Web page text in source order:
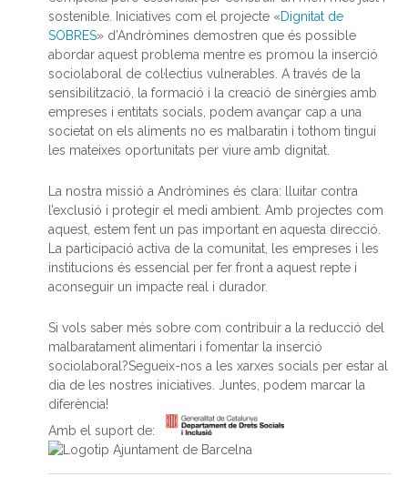
sostenible. Iniciatives com el projecte «Dignitat de
SOBRES» d’Andròmines demostren que és possible
abordar aquest problema mentre es promou la inserció
sociolaboral de col·lectius vulnerables. A través de la
sensibilització, la formació i la creació de sinèrgies amb
empreses i entitats socials, podem avançar cap a una
societat on els aliments no es malbaratin i tothom tingui
les mateixes oportunitats per viure amb dignitat.
La nostra missió a Andròmines és clara: lluitar contra
l’exclusió i protegir el medi ambient. Amb projectes com
aquest, estem fent un pas important en aquesta direcció.
La participació activa de la comunitat, les empreses i les
institucions és essencial per fer front a aquest repte i
aconseguir un impacte real i durador.
Si vols saber més sobre com contribuir a la reducció del
malbaratament alimentari i fomentar la inserció
sociolaboral?Segueix-nos a les xarxes socials per estar al
dia de les nostres iniciatives. Juntes, podem marcar la
diferència!
Amb el suport de: